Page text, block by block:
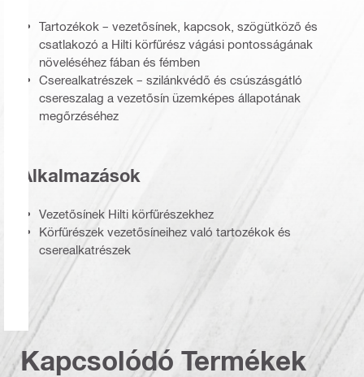
Tartozékok – vezetősínek, kapcsok, szögütköző és
csatlakozó a Hilti körfűrész vágási pontosságának
növeléséhez fában és fémben
Cserealkatrészek – szilánkvédő és csúszásgátló
csereszalag a vezetősín üzemképes állapotának
megőrzéséhez
Alkalmazások
Vezetősínek Hilti körfűrészekhez
Körfűrészek vezetősíneihez való tartozékok és
cserealkatrészek
Kapcsolódó Termékek